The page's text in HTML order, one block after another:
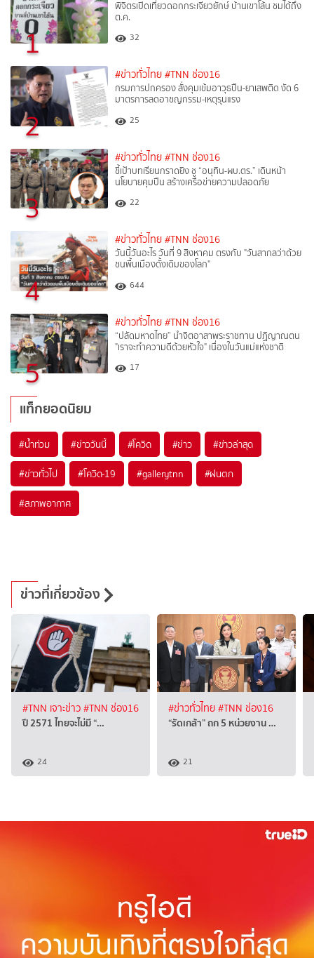
1
พิจิตรเปิดเที่ยวดอกกระเจียวยักษ์ บ้านเขาโล้น ชมได้ถึง
ต.ค.
32
2
#ข่าวทั่วไทย #TNN ช่อง16
กรมการปกครอง สั่งคุมเข้มอาวุธปืน-ยาเสพติด งัด 6
มาตรการลดอาชญกรรม-เหตุรุนแรง
25
3
#ข่าวทั่วไทย #TNN ช่อง16
ชี้เป้าบทเรียนกราดยิง ชู “อนุทิน-ผบ.ตร.” เดินหน้า
นโยบายคุมปืน สร้างเครือข่ายความปลอดภัย
22
4
#ข่าวทั่วไทย #TNN ช่อง16
วันนี้วันอะไร วันที่ 9 สิงหาคม ตรงกับ "วันสากลว่าด้วย
ชนพื้นเมืองดั้งเดิมของโลก"
644
5
#ข่าวทั่วไทย #TNN ช่อง16
“ปลัดมหาดไทย” นำจิตอาสาพระราชทาน ปฏิญาณตน
"เราจะทำความดีด้วยหัวใจ" เนื่องในวันแม่แห่งชาติ
17
แท็กยอดนิยม
#น้ำท่วม #ข่าววันนี้ #โควิด #ข่าว #ข่าวล่าสุด
#ข่าวทั่วไป #โควิด-19 #gallerytnn #ฝนตก
#สภาพอากาศ
ข่าวที่เกี่ยวข้อง
#TNN เจาะข่าว#TNN ช่อง16
ปี 2571 ไทยจะไม่มี “…
24
#ข่าวทั่วไทย#TNN ช่อง16
“รัดเกล้า” ถก 5 หน่วยงาน …
21